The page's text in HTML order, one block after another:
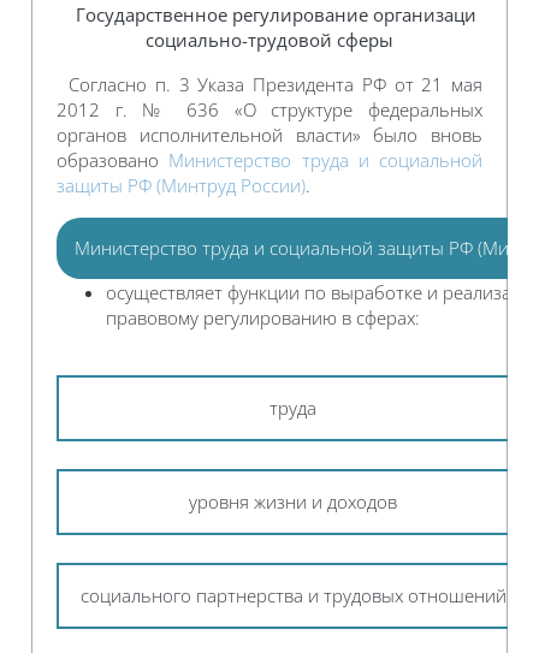
Государственное регулирование организаци
социально-трудовой сферы
Согласно п. 3 Указа Президента РФ от 21 мая
2012 г. № 636 «О структуре федеральных
органов исполнительной власти» было вновь
образовано Министерство труда и социальной
защиты РФ (Минтруд России).
Министерство труда и социальной защиты РФ
осуществляет функции по выработке и
правовому регулированию в сферах:
труда
уровня жизни и доходов
социального партнерства и трудовых отношений